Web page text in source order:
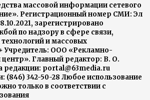
массовой информации сетевого
Регистрационный номер СМИ: Эл
зарегистрировано
по надзору в сфере связи,
и массовых
Учредитель: ООО «Рекламно-
Главный редактор: В. О.
редакции: portal@63media.ru
(846) 342-50-28 Любое использование
только в соответствии с